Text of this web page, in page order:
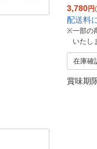
3,780円
配送料
※一部の
いたし
在庫確
賞味期